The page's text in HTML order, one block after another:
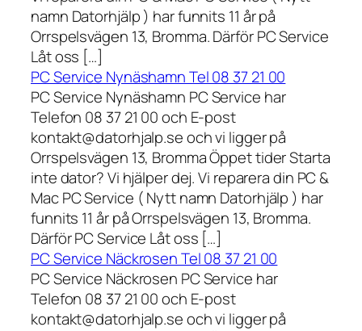
namn Datorhjälp ) har funnits 11 år på
Orrspelsvägen 13, Bromma. Därför PC Service
Låt oss […]
PC Service Nynäshamn Tel 08 37 21 00
PC Service Nynäshamn PC Service har
Telefon 08 37 21 00 och E-post
kontakt@datorhjalp.se och vi ligger på
Orrspelsvägen 13, Bromma Öppet tider Starta
inte dator? Vi hjälper dej. Vi reparera din PC &
Mac PC Service ( Nytt namn Datorhjälp ) har
funnits 11 år på Orrspelsvägen 13, Bromma.
Därför PC Service Låt oss […]
PC Service Näckrosen Tel 08 37 21 00
PC Service Näckrosen PC Service har
Telefon 08 37 21 00 och E-post
kontakt@datorhjalp.se och vi ligger på